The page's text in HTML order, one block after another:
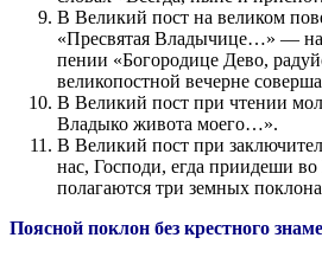
В Великий пост на великом
«Пресвятая Владычице…» —
пении «Богородице Дево,
великопостной вечерне
В Великий пост при чтении
Владыко живота моего…».
В Великий пост при
нас, Господи, егда приидеши
полагаются три земных
Поясной поклон без крестного